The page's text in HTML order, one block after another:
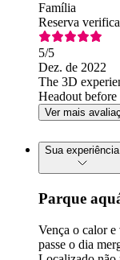
Família
Reserva
5/5
Dez. de 2022
The 3D
Headout
Ver mais
Sua experiência
Parque
Vença o calor
passe o dia